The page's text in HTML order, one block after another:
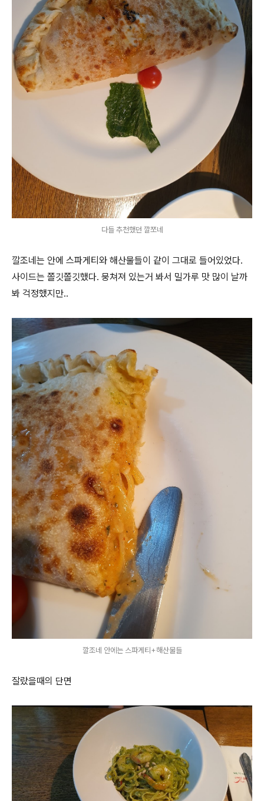
다들 추천했던 깔쪼네
깔조네는 안에 스파게티와 해산물들이 같이 그대로 들어있었다.
사이드는 쫄깃쫄깃했다. 뭉쳐져 있는거 봐서 밀가루 맛 많이 날까
봐 걱정했지만..
깔조네 안에는 스파게티+해산물들
잘랐을때의 단면